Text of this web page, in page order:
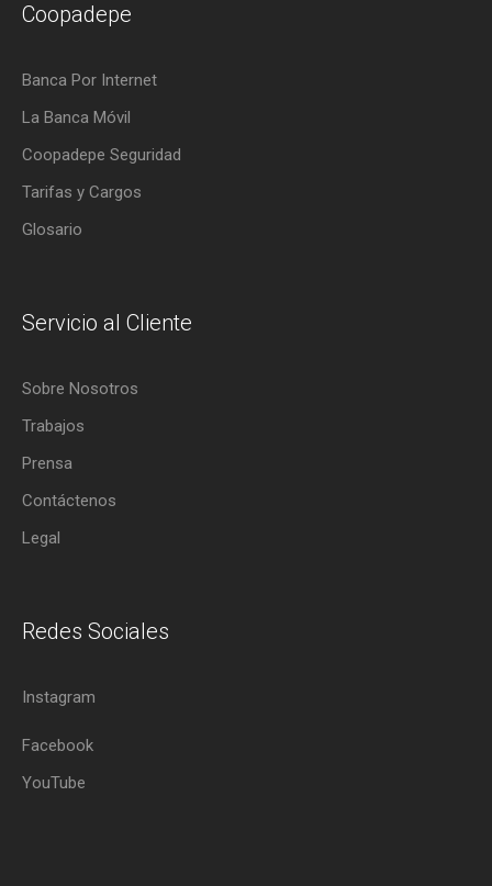
Coopadepe
Banca Por Internet
La Banca Móvil
Coopadepe Seguridad
Tarifas y Cargos
Glosario
Servicio al Cliente
Sobre Nosotros
Trabajos
Prensa
Contáctenos
Legal
Redes Sociales
Instagram
Facebook
YouTube